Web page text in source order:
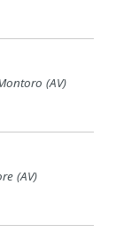
(AV)
(AV)